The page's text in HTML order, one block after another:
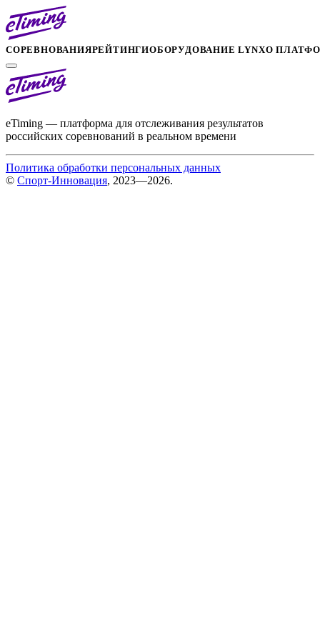
СОРЕВНОВАНИЯРЕЙТИНГИОБОРУДОВАНИЕ LYNXО
eTiming — платформа для отслеживания результатов
российских соревнований в реальном времени
Политика обработки персональных данных
© Спорт-Инновация, 2023—2026.